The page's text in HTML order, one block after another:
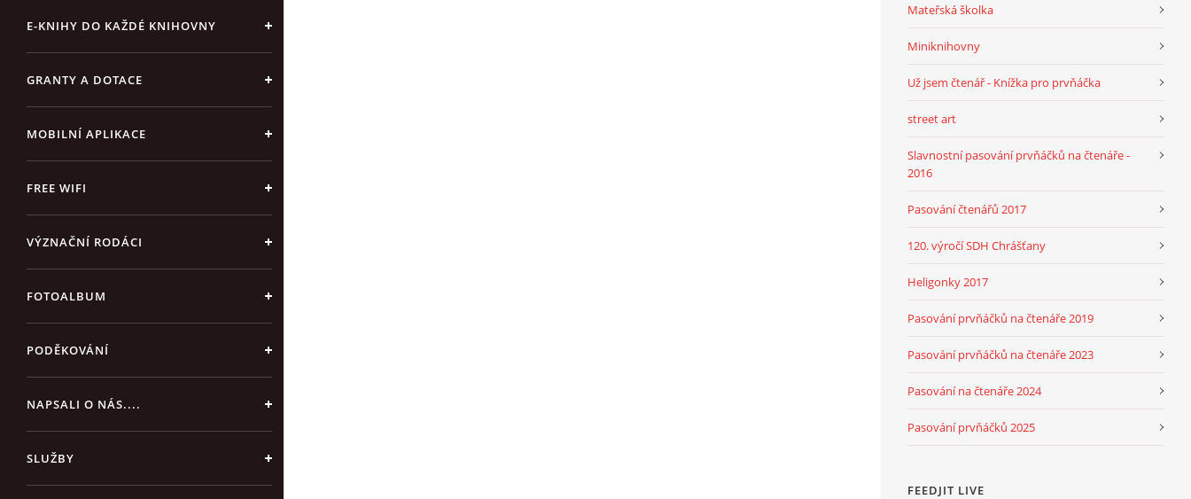
E-KNIHY DO KAŽDÉ KNIHOVNY
GRANTY A DOTACE
MOBILNÍ APLIKACE
FREE WIFI
VÝZNAČNÍ RODÁCI
FOTOALBUM
PODĚKOVÁNÍ
NAPSALI O NÁS....
SLUŽBY
Mateřská školka
Miniknihovny
Už jsem čtenář - Knížka pro prvňáčka
street art
Slavnostní pasování prvňáčků na čtenáře -
2016
Pasování čtenářů 2017
120. výročí SDH Chrášťany
Heligonky 2017
Pasování prvňáčků na čtenáře 2019
Pasování prvňáčků na čtenáře 2023
Pasování na čtenáře 2024
Pasování prvňáčků 2025
FEEDJIT LIVE